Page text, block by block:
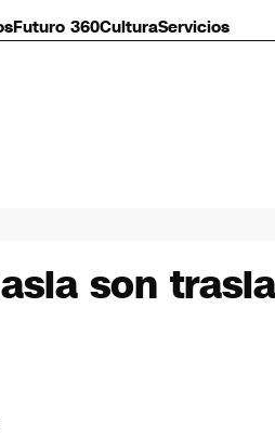
Futuro 360CulturaServicios
son